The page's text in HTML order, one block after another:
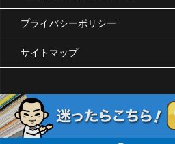
プライバシーポリシー
サイトマップ